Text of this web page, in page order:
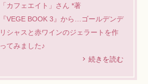
「カフェエイト」さん *著
『VEGE BOOK 3』から…ゴールデンデ
リシャスと赤ワインのジェラートを作
ってみました♪
続きを読む